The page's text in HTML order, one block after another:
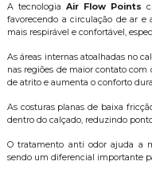
A tecnologia Air Flow Points
favorecendo a circulação de ar e
mais respirável e confortável,
As áreas internas atoalhadas no
nas regiões de maior contato com
de atrito e aumenta o conforto
As costuras planas de baixa
dentro do calçado, reduzindo
O tratamento anti odor ajuda a
sendo um diferencial importante